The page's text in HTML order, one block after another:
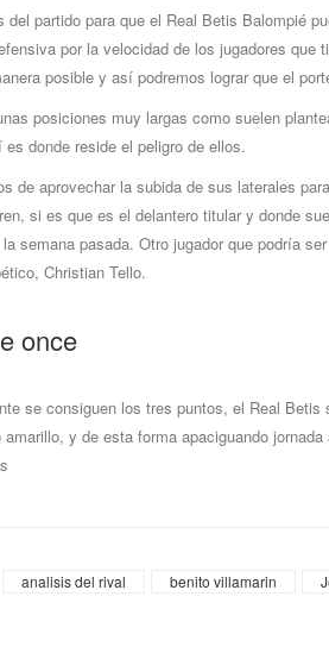
del partido para que el Real Betis Balompié
por la velocidad de los jugadores
posible y así podremos lograr que el
posiciones muy largas como suelen
es donde reside el peligro de ellos.
de aprovechar la subida de sus laterales
si es que es el delantero titular y donde
semana pasada. Otro jugador que podría
Christian Tello.
once
se consiguen los tres puntos, el Real
amarillo, y de esta forma apaciguando
analisis del rival benito villamarin